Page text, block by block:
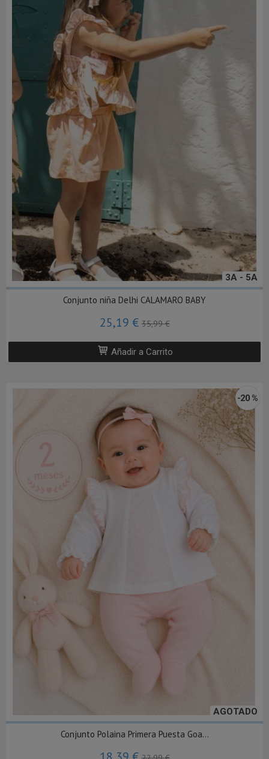
3A - 5A
Conjunto niña Delhi CALAMARO BABY
25,19 €35,99 €
Añadir a Carrito
AGOTADO
-20 %
Conjunto Polaina Primera Puesta Goa...